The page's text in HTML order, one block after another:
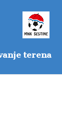
terena